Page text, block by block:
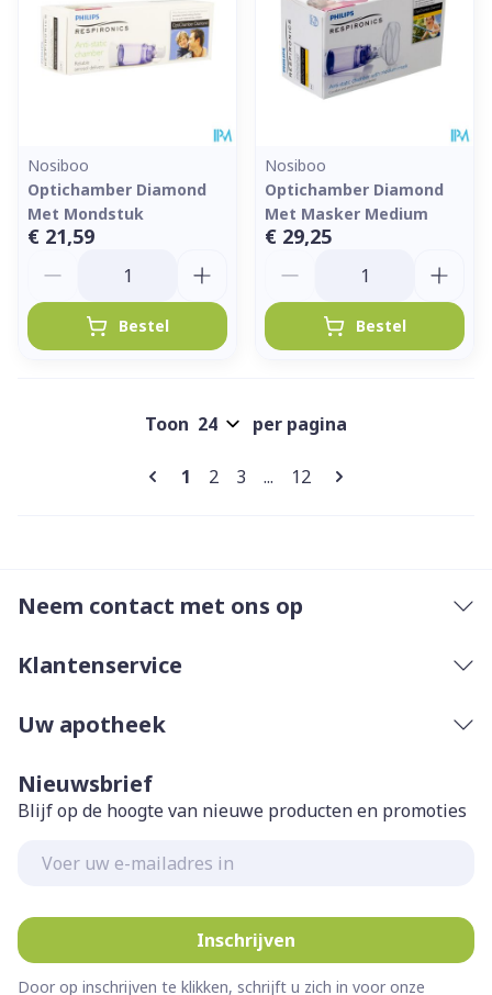
Nosiboo
Optichamber Diamond
Met Mondstuk
€ 21,59
Bestel
Nosiboo
Optichamber Diamond
Met Masker Medium
€ 29,25
Bestel
Pagina's
U lees momenteel pagina
1 Pagina
2 Pagina
3 ... Pagina
12
Toon per pagina
Neem contact met ons op
Klantenservice
Uw apotheek
Nieuwsbrief
Blijf op de hoogte van nieuwe producten en promoties
Inschrijven
Door op inschrijven te klikken, schrijft u zich in voor onze